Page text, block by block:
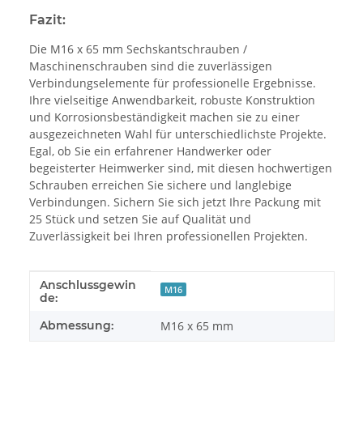
Fazit:
Die M16 x 65 mm Sechskantschrauben /
Maschinenschrauben sind die zuverlässigen
Verbindungselemente für professionelle Ergebnisse.
Ihre vielseitige Anwendbarkeit, robuste Konstruktion
und Korrosionsbeständigkeit machen sie zu einer
ausgezeichneten Wahl für unterschiedlichste Projekte.
Egal, ob Sie ein erfahrener Handwerker oder
begeisterter Heimwerker sind, mit diesen hochwertigen
Schrauben erreichen Sie sichere und langlebige
Verbindungen. Sichern Sie sich jetzt Ihre Packung mit
25 Stück und setzen Sie auf Qualität und
Zuverlässigkeit bei Ihren professionellen Projekten.
Produkteigenschaft
Wert
Anschlussgewin
de:
M16
Abmessung: M16 x 65 mm